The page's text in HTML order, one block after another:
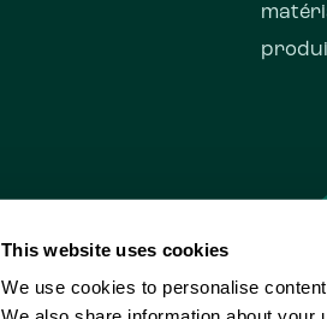
This website uses cookies
We use cookies to personalise
E
info@euramax.eu